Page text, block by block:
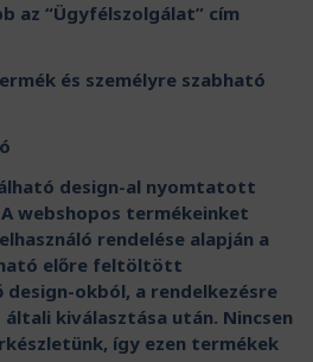
az “Ügyfélszolgálat” cím
és személyre szabható
design-al nyomtatott
webshopos termékeinket
rendelése alapján a
előre feltöltött
okból, a rendelkezésre
általi kiválasztása után. Nincsen
így ezen termékek